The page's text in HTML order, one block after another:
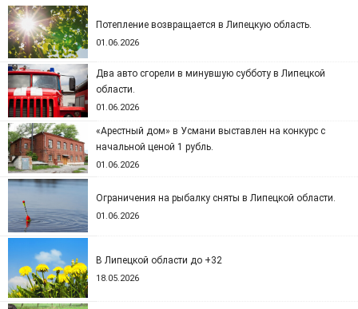
Потепление возвращается в Липецкую область.
01.06.2026
Два авто сгорели в минувшую субботу в Липецкой
области.
01.06.2026
«Арестный дом» в Усмани выставлен на конкурс с
начальной ценой 1 рубль.
01.06.2026
Ограничения на рыбалку сняты в Липецкой области.
01.06.2026
В Липецкой области до +32
18.05.2026